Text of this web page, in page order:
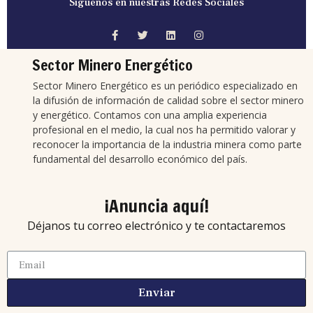
Sector Minero Energético
Sector Minero Energético es un periódico especializado en
la difusión de información de calidad sobre el sector minero
y energético. Contamos con una amplia experiencia
profesional en el medio, la cual nos ha permitido valorar y
reconocer la importancia de la industria minera como parte
fundamental del desarrollo económico del país.
¡Anuncia aquí!
Déjanos tu correo electrónico y te contactaremos
Enviar